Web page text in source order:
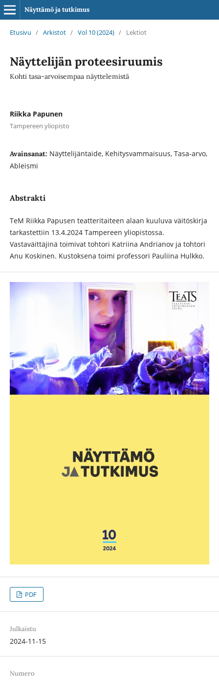
Näyttämö ja tutkimus
Etusivu / Arkistot / Vol 10 (2024) / Lektiot
Näyttelijän proteesiruumis
Kohti tasa-arvoisempaa näyttelemistä
Riikka Papunen
Tampereen yliopisto
Avainsanat: Näyttelijäntaide, Kehitysvammaisuus, Tasa-arvo,
Ableismi
Abstrakti
TeM Riikka Papusen teatteritaiteen alaan kuuluva väitöskirja
tarkastettiin 13.4.2024 Tampereen yliopistossa.
Vastaväittäjinä toimivat tohtori Katriina Andrianov ja tohtori
Anu Koskinen. Kustoksena toimi professori Pauliina Hulkko.
PDF
Julkaistu
2024-11-15
Numero